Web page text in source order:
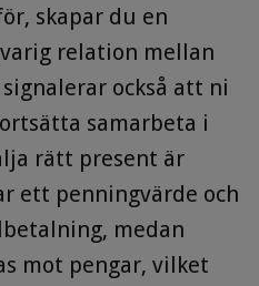
skapar du en
relation mellan
också att ni
samarbeta i
rätt present är
ett penningvärde och
medan
mot pengar, vilket